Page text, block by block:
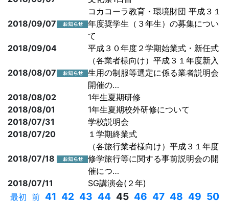
2018/09/07
コカコーラ教育・環境財団 平成３１
年度奨学生（３年生）の募集につい
て
2018/09/04
平成３０年度２学期始業式・新任式
2018/08/07
（各業者様向け）平成３１年度新入
生用の制服等選定に係る業者説明会
開催の…
2018/08/02
1年生夏期研修
2018/08/01
1年生夏期校外研修について
2018/07/31
学校説明会
2018/07/20
１学期終業式
2018/07/18
（各旅行業者様向け）平成３１年度
修学旅行等に関する事前説明会の開
催につ…
2018/07/11
SG講演会(２年)
最初 前 41 42 43 44 45 46 47 48 49 50